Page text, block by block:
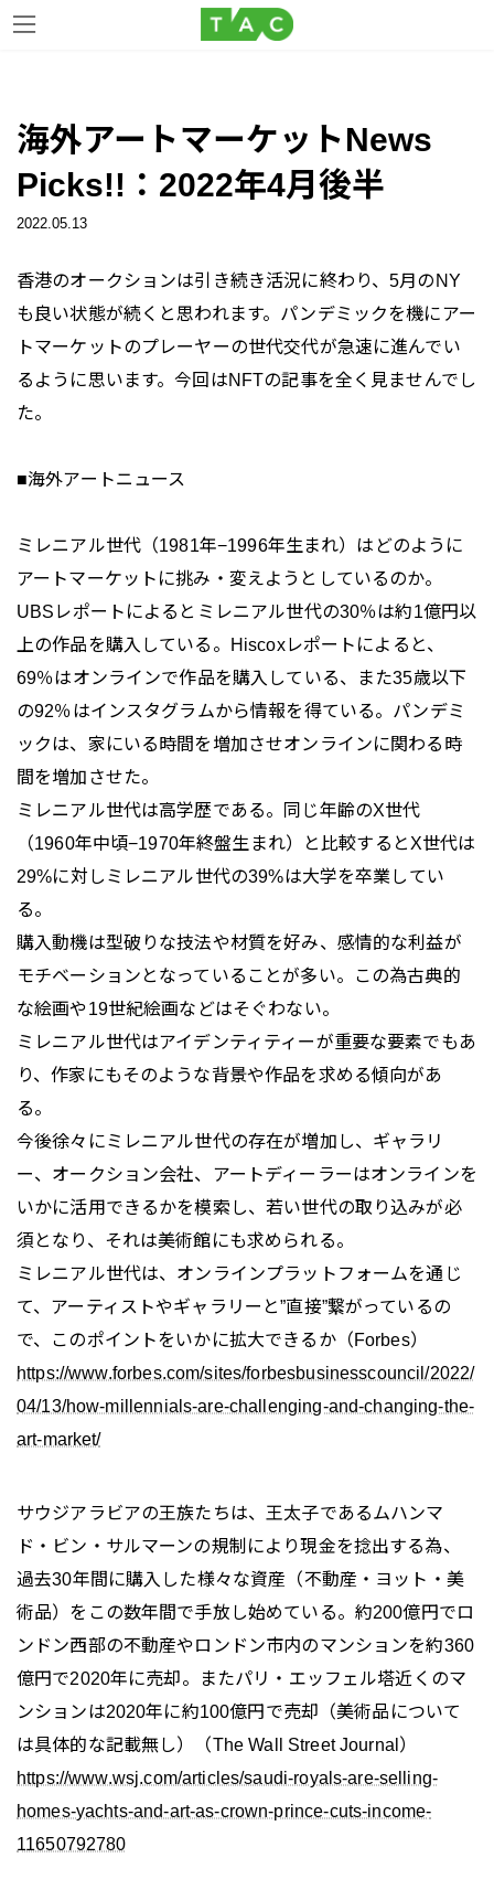
海外アートマーケットNews
Picks!!：2022年4月後半
2022.05.13
香港のオークションは引き続き活況に終わり、5月のNY
も良い状態が続くと思われます。パンデミックを機にアー
トマーケットのプレーヤーの世代交代が急速に進んでい
るように思います。今回はNFTの記事を全く見ませんでし
た。
■海外アートニュース
ミレニアル世代（1981年−1996年生まれ）はどのように
アートマーケットに挑み・変えようとしているのか。
UBSレポートによるとミレニアル世代の30％は約1億円以
上の作品を購入している。Hiscoxレポートによると、
69％はオンラインで作品を購入している、また35歳以下
の92％はインスタグラムから情報を得ている。パンデミ
ックは、家にいる時間を増加させオンラインに関わる時
間を増加させた。
ミレニアル世代は高学歴である。同じ年齢のX世代
（1960年中頃−1970年終盤生まれ）と比較するとX世代は
29%に対しミレニアル世代の39%は大学を卒業してい
る。
購入動機は型破りな技法や材質を好み、感情的な利益が
モチベーションとなっていることが多い。この為古典的
な絵画や19世紀絵画などはそぐわない。
ミレニアル世代はアイデンティティーが重要な要素でもあ
り、作家にもそのような背景や作品を求める傾向があ
る。
今後徐々にミレニアル世代の存在が増加し、ギャラリ
ー、オークション会社、アートディーラーはオンラインを
いかに活用できるかを模索し、若い世代の取り込みが必
須となり、それは美術館にも求められる。
ミレニアル世代は、オンラインプラットフォームを通じ
て、アーティストやギャラリーと”直接”繋がっているの
で、このポイントをいかに拡大できるか（Forbes）
https://www.forbes.com/sites/forbesbusinesscouncil/2022/
04/13/how-millennials-are-challenging-and-changing-the-
art-market/
サウジアラビアの王族たちは、王太子であるムハンマ
ド・ビン・サルマーンの規制により現金を捻出する為、
過去30年間に購入した様々な資産（不動産・ヨット・美
術品）をこの数年間で手放し始めている。約200億円でロ
ンドン西部の不動産やロンドン市内のマンションを約360
億円で2020年に売却。またパリ・エッフェル塔近くのマ
ンションは2020年に約100億円で売却（美術品について
は具体的な記載無し）（The Wall Street Journal）
https://www.wsj.com/articles/saudi-royals-are-selling-
homes-yachts-and-art-as-crown-prince-cuts-income-
11650792780